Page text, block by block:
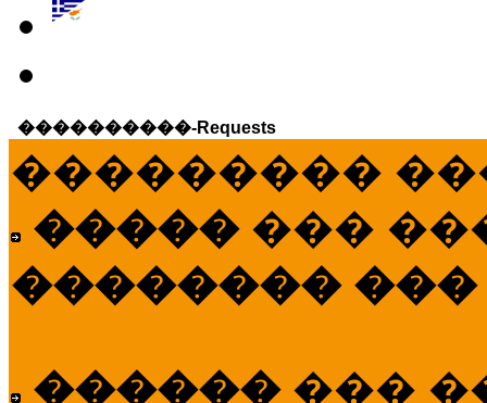
����������-Requests
���������
����� ���
��������
������ ���